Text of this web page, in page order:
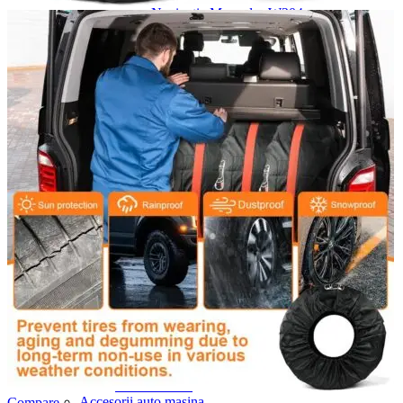
Navigație Mercedes W204
Navigație Mercedes W211
Navigație Mercedes Sprinter
Passat
Navigație Passat B5
Navigație Passat B5 5
Navigație Passat B6
Navigație Passat B7
Navigație Passat B8
Navigație Passat CC
Skoda
Navigație Skoda Fabia 1
Navigație Skoda Fabia 2
Navigație Skoda Octavia 1
Navigație Skoda Octavia 2
Navigație Skoda Octavia 3
Navigație Skoda Rapid
Navigație Skoda Superb 1
Navigație Skoda Superb 2
Navigație Toyota Avensis T25
Portbagaj Plafon Auto
Sub 350 Litri
Peste 350 Litri